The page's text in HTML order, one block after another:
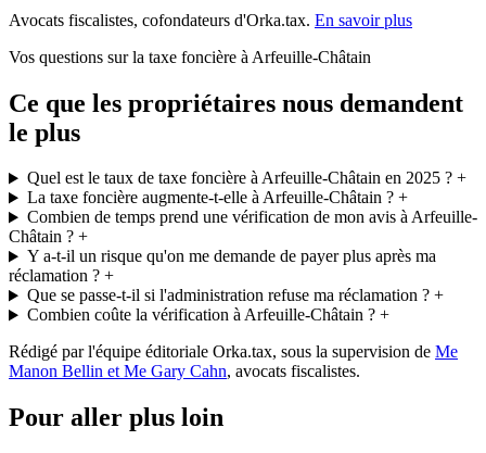
Avocats fiscalistes, cofondateurs d'Orka.tax. En savoir plus
Vos questions sur la taxe foncière à Arfeuille-Châtain
Ce que les propriétaires nous demandent
le plus
Quel est le taux de taxe foncière à Arfeuille-Châtain en 2025 ?+
La taxe foncière augmente-t-elle à Arfeuille-Châtain ?+
Combien de temps prend une vérification de mon avis à Arfeuille-
Châtain ? +
Y a-t-il un risque qu'on me demande de payer plus après ma
réclamation ? +
Que se passe-t-il si l'administration refuse ma réclamation ?+
Combien coûte la vérification à Arfeuille-Châtain ?+
Rédigé par l'équipe éditoriale Orka.tax, sous la supervision de Me
Manon Bellin et Me Gary Cahn, avocats fiscalistes.
Pour aller plus loin